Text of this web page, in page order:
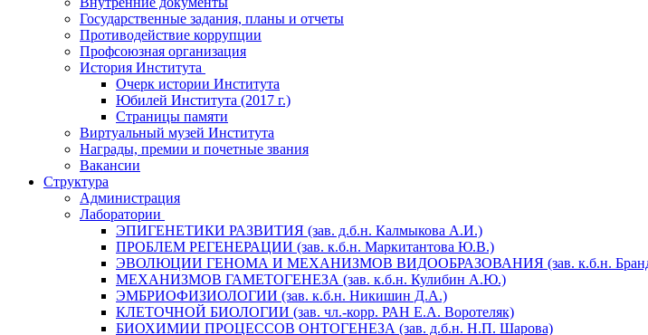
Государственные задания, планы и отчеты
Противодействие коррупции
Профсоюзная организация
История Института
Очерк истории Института
Юбилей Института (2017 г.)
Страницы памяти
Виртуальный музей Института
Награды, премии и почетные звания
Вакансии
Структура
Администрация
Лаборатории
ЭПИГЕНЕТИКИ РАЗВИТИЯ (зав. д.б.н. Калмыкова А.И.)
ПРОБЛЕМ РЕГЕНЕРАЦИИ (зав. к.б.н. Маркитантова Ю.В.)
ЭВОЛЮЦИИ ГЕНОМА И МЕХАНИЗМОВ ВИДООБРАЗОВАНИЯ (зав. к.б.н.
МЕХАНИЗМОВ ГАМЕТОГЕНЕЗА (зав. к.б.н. Кулибин А.Ю.)
ЭМБРИОФИЗИОЛОГИИ (зав. к.б.н. Никишин Д.А.)
КЛЕТОЧНОЙ БИОЛОГИИ (зав. чл.-корр. РАН Е.А. Воротеляк)
БИОХИМИИ ПРОЦЕССОВ ОНТОГЕНЕЗА (зав. д.б.н. Н.П. Шарова)